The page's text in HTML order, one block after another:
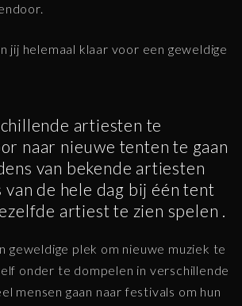
jij helemaal klaar voor een geweldige
artiesten te
naar nieuwe tenten te gaan
van bekende artiesten
de hele dag bij één tent
artiest te zien spelen .
geweldige plek om nieuwe muziek te
onder te dompelen in verschillende
mensen gaan naar festivals om hun